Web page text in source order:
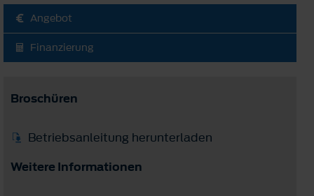
Angebot
Finanzierung
Broschüren
Betriebsanleitung herunterladen
Weitere Informationen